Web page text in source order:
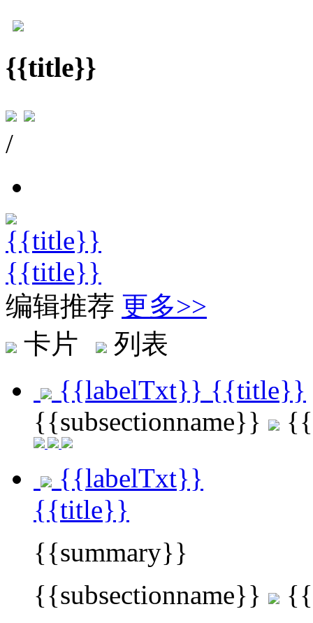
{{title}}
/
{{title}}
{{title}}
编辑推荐 更多>>
卡片
列表
{{labelTxt}} {{title}}
{{subsectionname}}
{{labelTxt}}
{{title}}
{{summary}}
{{subsectionname}}